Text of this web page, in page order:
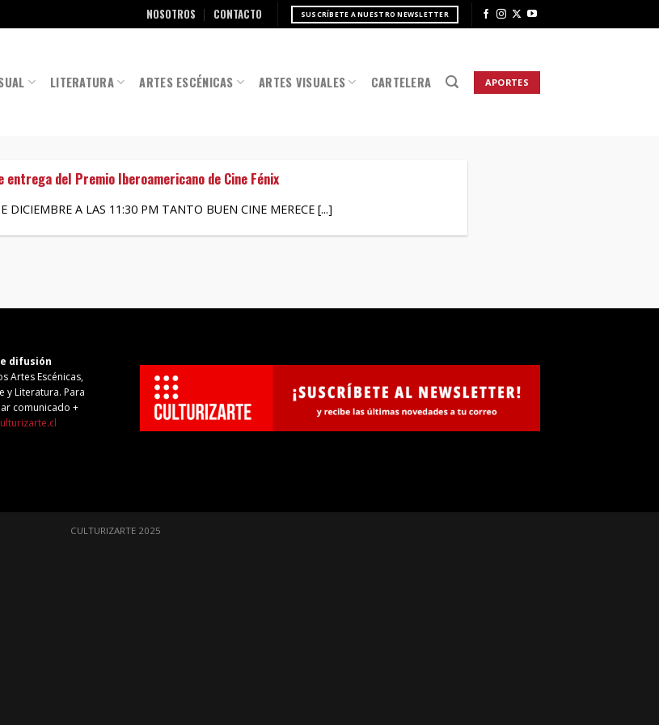
NOSOTROS CONTACTO SUSCRÍBETE A NUESTRO NEWSLETTER
LITERATURA ARTES ESCÉNICAS ARTES VISUALES CARTELERA APORTES
del Premio Iberoamericano de Cine Fénix
DICIEMBRE A LAS 11:30 PM TANTO BUEN CINE MERECE [...]
difusión
Artes Escénicas,
y Literatura. Para
comunicado +
CULTURIZARTE 2025